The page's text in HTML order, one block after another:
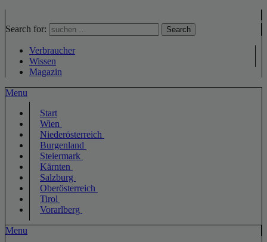
Search for: Search
Verbraucher
Wissen
Magazin
Menu
Start
Wien
Niederösterreich
Burgenland
Steiermark
Kärnten
Salzburg
Oberösterreich
Tirol
Vorarlberg
Menu